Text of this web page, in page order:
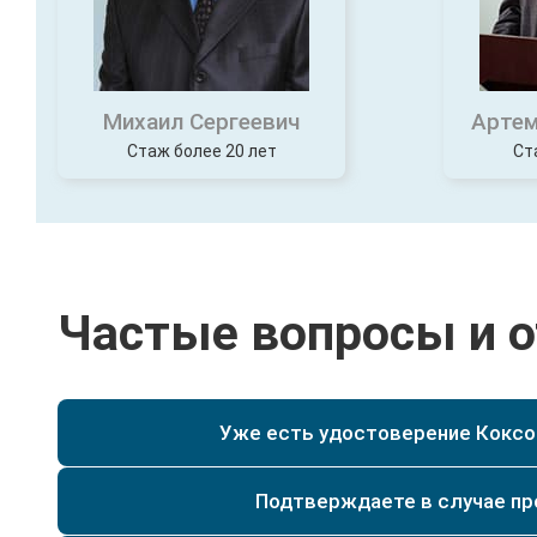
Михаил Сергеевич
Стаж более 20 лет
Частые вопросы и
Уже есть удостоверение
Да, при наличии у Вас уже действующего
Подтверждаете в случае
Да. Мы имеем действующую лицензию на
регистрируются и заносятся в реестр и архив